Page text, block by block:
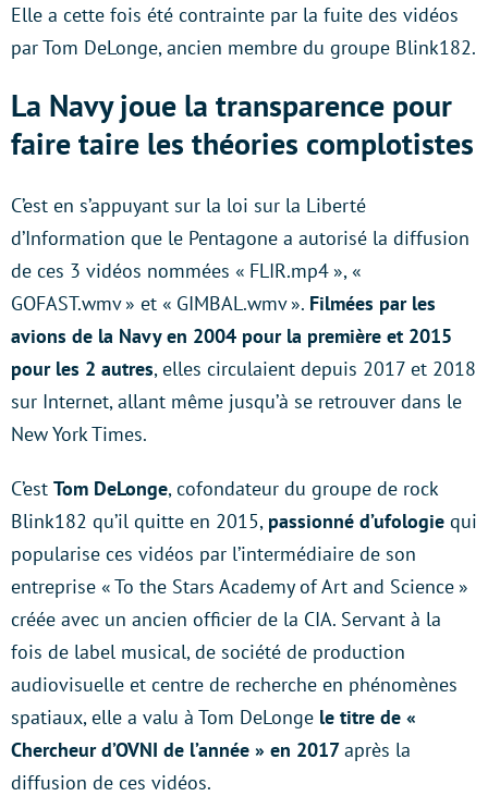
Elle a cette fois été contrainte par la fuite des vidéos
par Tom DeLonge, ancien membre du groupe Blink182.
La Navy joue la transparence pour
faire taire les théories complotistes
C’est en s’appuyant sur la loi sur la Liberté
d’Information que le Pentagone a autorisé la diffusion
de ces 3 vidéos nommées « FLIR.mp4 », «
GOFAST.wmv » et « GIMBAL.wmv ». Filmées par les
avions de la Navy en 2004 pour la première et 2015
pour les 2 autres, elles circulaient depuis 2017 et 2018
sur Internet, allant même jusqu’à se retrouver dans le
New York Times.
C’est Tom DeLonge, cofondateur du groupe de rock
Blink182 qu’il quitte en 2015, passionné d’ufologie qui
popularise ces vidéos par l’intermédiaire de son
entreprise « To the Stars Academy of Art and Science »
créée avec un ancien officier de la CIA. Servant à la
fois de label musical, de société de production
audiovisuelle et centre de recherche en phénomènes
spatiaux, elle a valu à Tom DeLonge le titre de «
Chercheur d’OVNI de l’année » en 2017après la
diffusion de ces vidéos.